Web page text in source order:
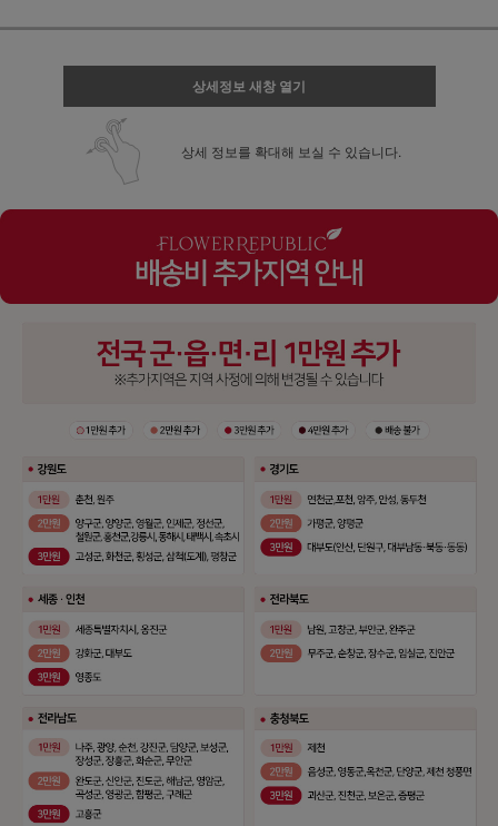
상세정보 새창 열기
상세 정보를 확대해 보실 수 있습니다.